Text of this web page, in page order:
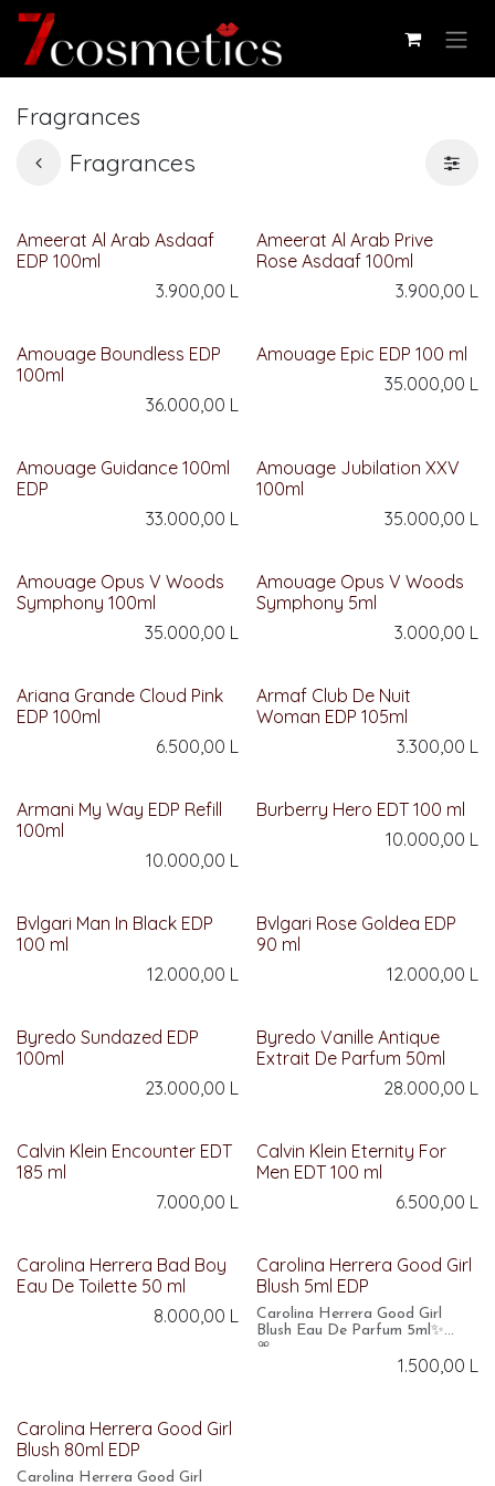
Skip to Content
Fragrances
Fragrances
Ameerat Al Arab Asdaaf
EDP 100ml
3.900,00 L
Ameerat Al Arab Prive
Rose Asdaaf 100ml
3.900,00 L
Amouage Boundless EDP
100ml
36.000,00 L
Amouage Epic EDP 100 ml
35.000,00 L
Amouage Guidance 100ml
EDP
33.000,00 L
Amouage Jubilation XXV
100ml
35.000,00 L
Amouage Opus V Woods
Symphony 100ml
35.000,00 L
Amouage Opus V Woods
Symphony 5ml
3.000,00 L
Ariana Grande Cloud Pink
EDP 100ml
6.500,00 L
Armaf Club De Nuit
Woman EDP 105ml
3.300,00 L
Armani My Way EDP Refill
100ml
10.000,00 L
Burberry Hero EDT 100 ml
10.000,00 L
Bvlgari Man In Black EDP
100 ml
12.000,00 L
Bvlgari Rose Goldea EDP
90 ml
12.000,00 L
Byredo Sundazed EDP
100ml
23.000,00 L
Byredo Vanille Antique
Extrait De Parfum 50ml
28.000,00 L
Calvin Klein Encounter EDT
185 ml
7.000,00 L
Calvin Klein Eternity For
Men EDT 100 ml
6.500,00 L
Carolina Herrera Bad Boy
Eau De Toilette 50 ml
8.000,00 L
Carolina Herrera Good Girl
Blush 5ml EDP
Carolina Herrera Good Girl
Blush Eau De Parfum 5ml✨🧚🏻‍♀️
🎀
Parfumi që prezanton1.500,00 L
Carolina Herrera Good Girl
Blush 80ml EDP
Carolina Herrera Good Girl